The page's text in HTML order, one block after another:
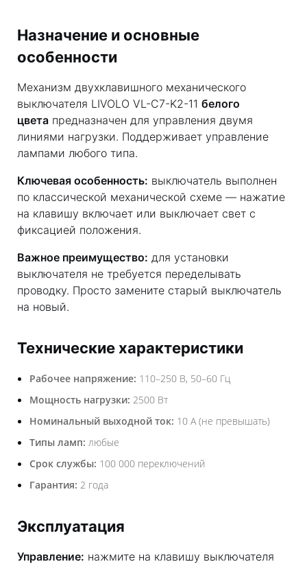
Назначение и основные
особенности
Механизм двухклавишного механического
выключателя LIVOLO VL-C7-K2-11 белого
цвета предназначен для управления двумя
линиями нагрузки. Поддерживает управление
лампами любого типа.
Ключевая особенность: выключатель выполнен
по классической механической схеме — нажатие
на клавишу включает или выключает свет с
фиксацией положения.
Важное преимущество: для установки
выключателя не требуется переделывать
проводку. Просто замените старый выключатель
на новый.
Технические характеристики
Рабочее напряжение: 110–250 В, 50–60 Гц
Мощность нагрузки: 2500 Вт
Номинальный выходной ток: 10 А (не превышать)
Типы ламп: любые
Срок службы: 100 000 переключений
Гарантия: 2 года
Эксплуатация
Управление: нажмите на клавишу выключателя